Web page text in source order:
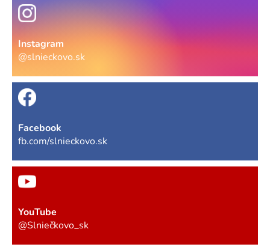
Instagram
@slnieckovo.sk
Facebook
fb.com/slnieckovo.sk
YouTube
@Slniečkovo_sk